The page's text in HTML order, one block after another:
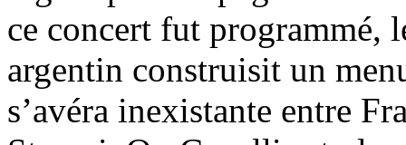
ce concert fut programmé,
argentin construisit un
s’avéra inexistante entre